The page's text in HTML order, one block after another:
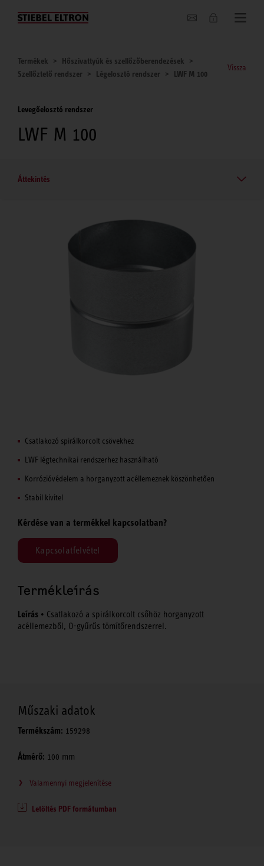
Hírek
Termékek
Hőszivattyúk és szellőzőberendezések
Szellőztető rendszer
Légelosztó rendszer LWF M 100
Vissza
Levegőelosztó rendszer
LWF M 100
Áttekintés
Csatlakozó spirálkorcolt csövekhez
LWF légtechnikai rendszerhez használható
Korrózióvédelem a horganyzott acéllemeznek köszönhetően
Stabil kivitel
Kérdése van a termékkel kapcsolatban?
Kapcsolatfelvétel
Termékleírás
Leírás • Csatlakozó a spirálkorcolt csőhöz horganyzott
acéllemezből, O-gyűrűs tömítőrendszerrel.
Műszaki adatok
Termékszám: 159298
Átmérő: 100 mm
Valamennyi megjelenítése
Letöltés PDF formátumban